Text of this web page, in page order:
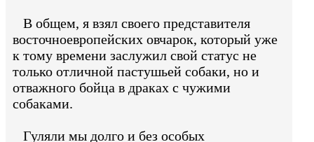
В общем, я взял своего представителя
восточноевропейских овчарок, который уже
к тому времени заслужил свой статус не
только отличной пастушьей собаки, но и
отважного бойца в драках с чужими
собаками.
Гуляли мы долго и без особых